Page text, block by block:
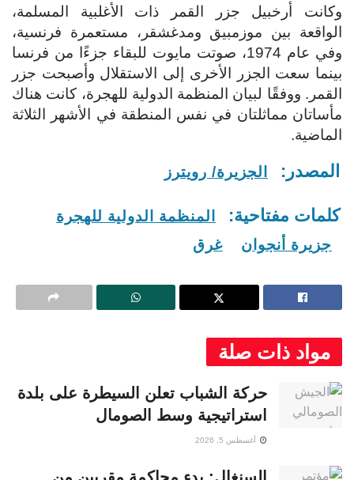
وكانت أرخبيل جزر القمر ذات الأغلبية المسلمة،
الواقعة بين موزمبيق ومدغشقر، مستعمرة فرنسية،
وفي عام 1974، صوتت مايوت للبقاء جزءًا من فرنسا
بينما سعت الجزر الأخرى إلى الاستقلال وأصبحت جزر
القمر. ووفقًا لبيان المنظمة الدولية للهجرة، كانت هناك
مأساتان مماثلتان في نفس المنطقة في الأشهر الثلاثة
الماضية.
المصدر: الجزيرة/ رويترز
كلمات مفتاحية:
المنظمة الدولية للهجرة
جزيرة أنجوان
غرق
مواد ذات صلة
حركة الشباب تعلن السيطرة على بلدة
استراتيجية وسط الصومال
أغسطس 5, 2026